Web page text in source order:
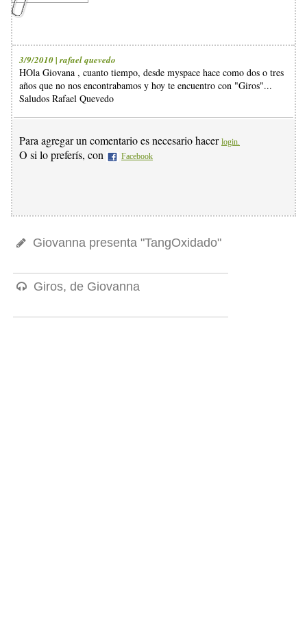
3/9/2010 | rafael quevedo
HOla Giovana , cuanto tiempo, desde myspace hace como dos o tres
años que no nos encontrabamos y hoy te encuentro con "Giros"...
Saludos Rafael Quevedo
Para agregar un comentario es necesario hacer login.
O si lo preferís, con Facebook
Giovanna presenta "TangOxidado"
Giros, de Giovanna